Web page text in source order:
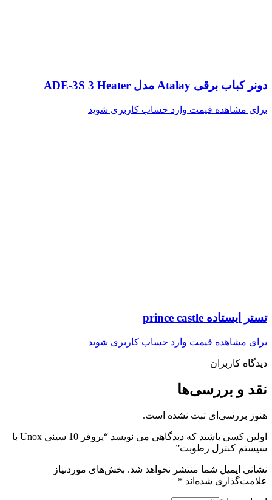
دونر کباب برقی Atalay مدل ADE-3S 3 Heater
برای مشاهده قیمت وارد حساب کاربری شوید
تستر ایستاده prince castle
برای مشاهده قیمت وارد حساب کاربری شوید
دیدگاه کاربران
نقد و بررسی‌ها
هنوز بررسی‌ای ثبت نشده است.
اولین کسی باشید که دیدگاهی می نویسد “پروفر 10 سینی Unox با
سیستم کنترل رطوبت”
نشانی ایمیل شما منتشر نخواهد شد. بخش‌های موردنیاز
علامت‌گذاری شده‌اند *